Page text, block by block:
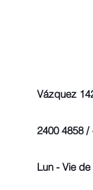
Vázquez
2400 4858 /
Lun - Vie